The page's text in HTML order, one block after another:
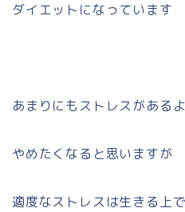
ダイエットになっています
あまりにもストレスがある
やめたくなると思いますが
適度なストレスは生きる上で